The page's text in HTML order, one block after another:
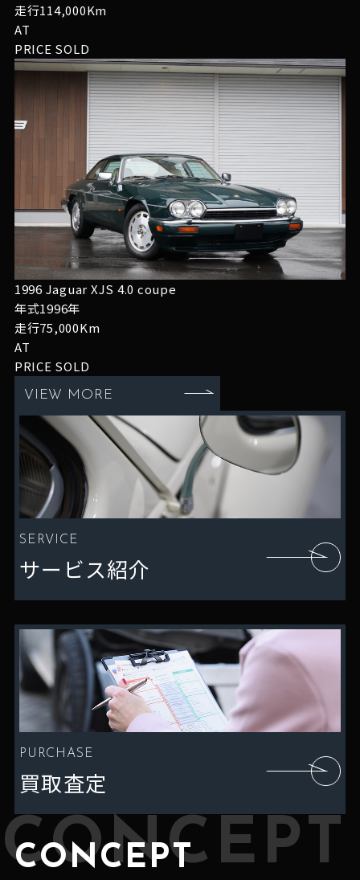
走行114,000Km
AT
PRICE SOLD
1996 Jaguar XJS 4.0 coupe
年式1996年
走行75,000Km
AT
PRICE SOLD
VIEW MORE
SERVICE
サービス紹介
PURCHASE
買取査定
CONCEPT
CONCEPT